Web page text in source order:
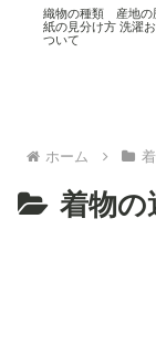
織物の種類 産地の
紙の見分け方 洗濯
ついて
ホーム
着物の